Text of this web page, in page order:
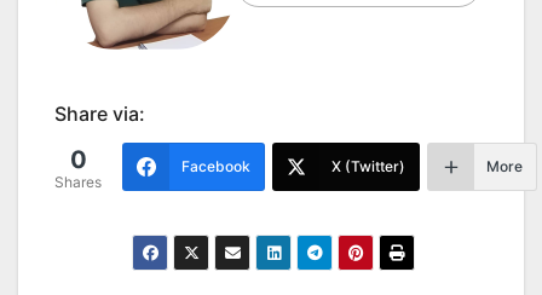
Share via:
0
Shares
Facebook X (Twitter) More